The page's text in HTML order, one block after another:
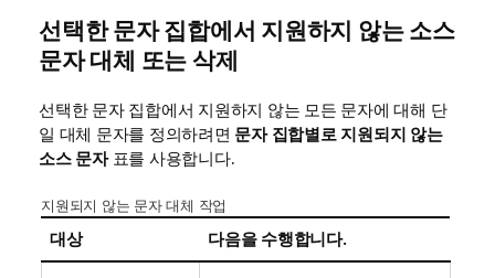
선택한 문자 집합에서 지원하지 않는 소스
문자 대체 또는 삭제
선택한 문자 집합에서 지원하지 않는 모든 문자에 대해 단
일 대체 문자를 정의하려면 문자 집합별로 지원되지 않는
소스 문자표를 사용합니다.
지원되지 않는 문자 대체 작업
대상 다음을 수행합니다.